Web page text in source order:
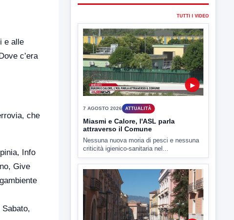
e alle
c’era
che
Info
Give
VIDEO ATTUALITÀ
TUTTI I VIDEO
Miasmi e Calore, l'ASL parla
attraverso il Comune
Nessuna nuova moria di pesci e nessuna
criticità igienico-sanitaria nel...